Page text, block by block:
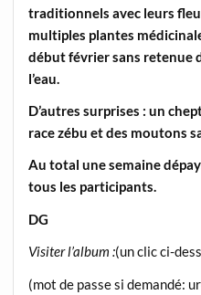
traditionnels avec leurs
multiples plantes
début février sans retenue
l’eau.
D’autres surprises : un
race zébu et des moutons
Au total une semaine
tous les participants.
DG
Visiter l’album :(un clic ci-
(mot de passe si demandé: